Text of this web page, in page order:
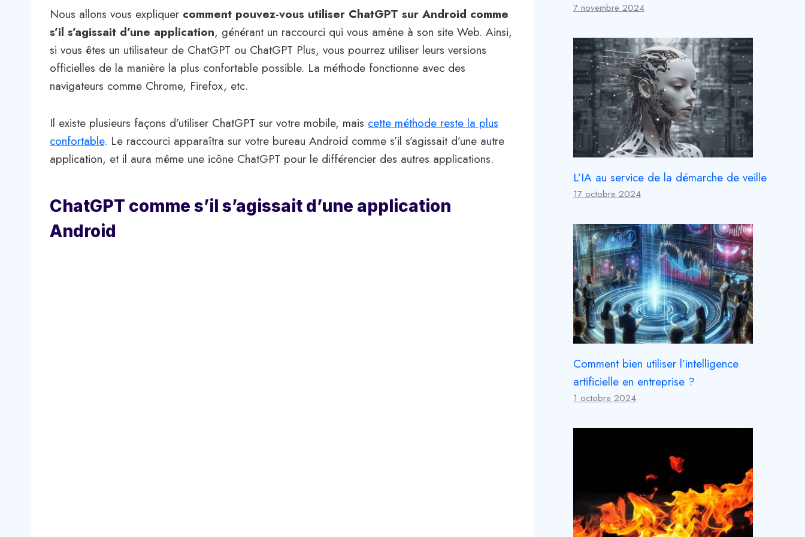
Nous allons vous expliquer comment pouvez-vous utiliser ChatGPT sur Android comme
s’il s’agissait d’une application, générant un raccourci qui vous amène à son site Web. Ainsi,
si vous êtes un utilisateur de ChatGPT ou ChatGPT Plus, vous pourrez utiliser leurs versions
officielles de la manière la plus confortable possible. La méthode fonctionne avec des
navigateurs comme Chrome, Firefox, etc.
Il existe plusieurs façons d’utiliser ChatGPT sur votre mobile, mais cette méthode reste la plus
confortable. Le raccourci apparaîtra sur votre bureau Android comme s’il s’agissait d’une autre
application, et il aura même une icône ChatGPT pour le différencier des autres applications.
ChatGPT comme s’il s’agissait d’une application
Android
7 novembre 2024
L’IA au service de la démarche de veille
17 octobre 2024
Comment bien utiliser l’intelligence
artificielle en entreprise ?
1 octobre 2024